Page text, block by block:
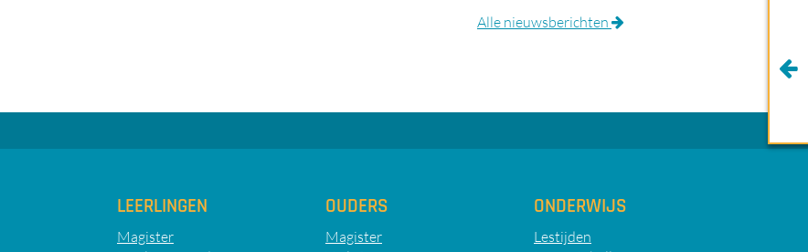
Alle nieuwsberichten
LEERLINGEN
Magister
OUDERS
Magister
ONDERWIJS
Lestijden